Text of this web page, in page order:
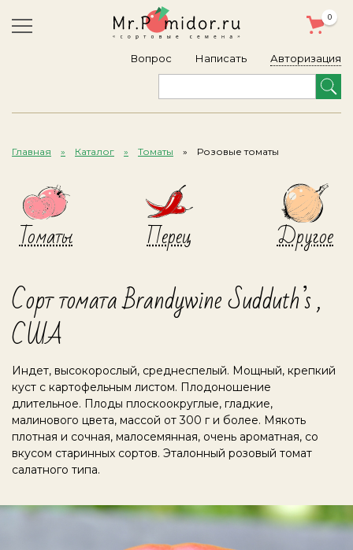
Вопрос Написать
0
Авторизация
Главная Каталог Томаты Розовые томаты
Томаты Перец Другое
Сорт томата Brandywine Sudduth’s ,
США
Индет, высокорослый, среднеспелый. Мощный, крепкий
куст с картофельным листом. Плодоношение
длительное. Плоды плоскоокруглые, гладкие,
малинового цвета, массой от 300 г и более. Мякоть
плотная и сочная, малосемянная, очень ароматная, со
вкусом старинных сортов. Эталонный розовый томат
салатного типа.